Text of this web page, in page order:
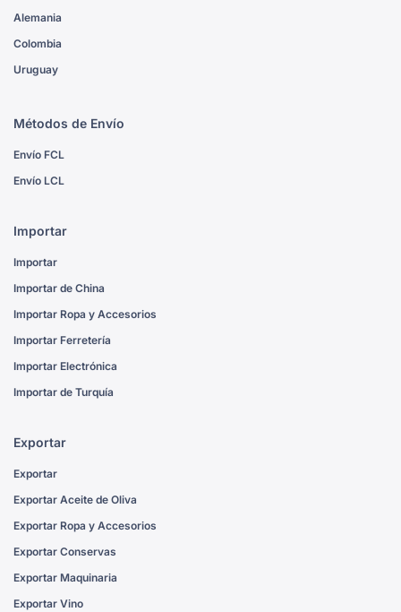
Alemania
Colombia
Uruguay
Métodos de Envío
Envío FCL
Envío LCL
Importar
Importar
Importar de China
Importar Ropa y Accesorios
Importar Ferretería
Importar Electrónica
Importar de Turquía
Exportar
Exportar
Exportar Aceite de Oliva
Exportar Ropa y Accesorios
Exportar Conservas
Exportar Maquinaria
Exportar Vino